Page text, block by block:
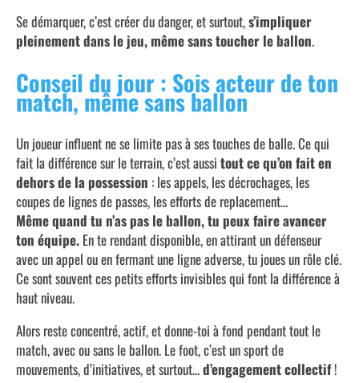
Se démarquer, c’est créer du danger, et surtout,s’impliquer
pleinement dans le jeu, même sans toucher le ballon.
Conseil du jour : Sois acteur de ton
match, même sans ballon
Un joueur influent ne se limite pas à ses touches de balle. Ce qui
fait la différence sur le terrain, c’est aussi tout ce qu’on fait en
dehors de la possession : les appels, les décrochages, les
coupes de lignes de passes, les efforts de replacement…
Même quand tu n’as pas le ballon, tu peux faire avancer
ton équipe. En te rendant disponible, en attirant un défenseur
avec un appel ou en fermant une ligne adverse, tu joues un rôle clé.
Ce sont souvent ces petits efforts invisibles qui font la différence à
haut niveau.
Alors reste concentré, actif, et donne-toi à fond pendant tout le
match, avec ou sans le ballon. Le foot, c’est un sport de
mouvements, d’initiatives, et surtout…d’engagement collectif!